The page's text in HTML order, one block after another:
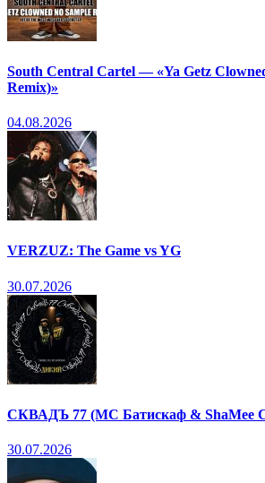
South Central Cartel — «Ya Getz
Remix)»
04.08.2026
VERZUZ: The Game vs YG
30.07.2026
СКВАДЪ 77 (МС Батискаф & ShaMee
30.07.2026